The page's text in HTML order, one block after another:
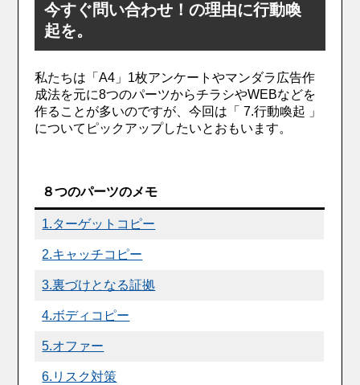
今すぐ問い合わせ！の理由に行動喚
起を。
私たちは「A4」1枚アンケートやマンダラ広告作
成法を元に8つのパーツからチラシやWEBなどを
作ることが多いのですが、今回は「 7.行動喚起 」
についてピックアップしたいとおもいます。
８つのパーツのメモ
1.ターゲットコピー
2.キャッチコピー
3.裏づけとなる証拠
4.ボディコピー
5.オファー
6.リスク対策